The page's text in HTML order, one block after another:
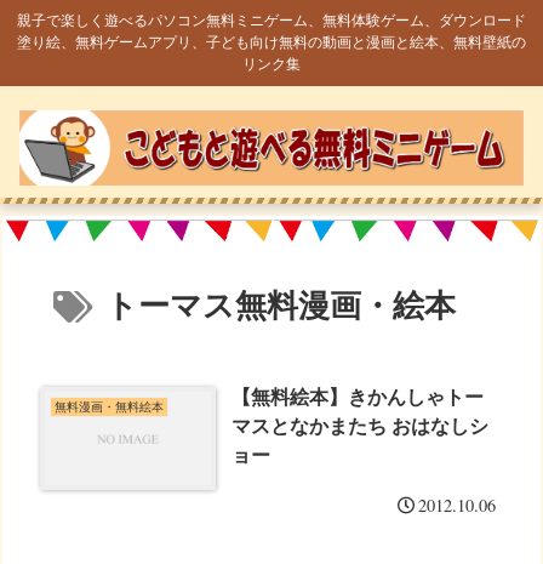
親子で楽しく遊べるパソコン無料ミニゲーム、無料体験ゲーム、ダウンロード
塗り絵、無料ゲームアプリ、子ども向け無料の動画と漫画と絵本、無料壁紙の
リンク集
トーマス無料漫画・絵本
無料漫画・無料絵本
【無料絵本】きかんしゃトー
マスとなかまたち おはなしシ
ョー
2012.10.06